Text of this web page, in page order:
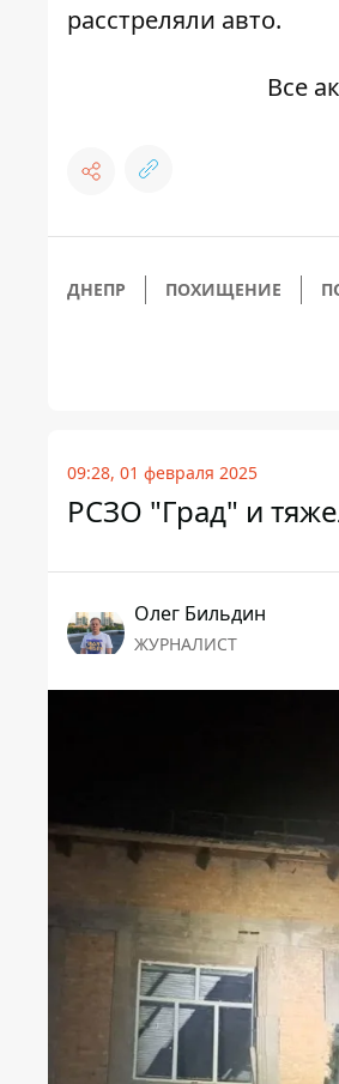
расстреляли авто.
Все
ДНЕПР ПОХИЩЕНИЕ
09:28, 01 февраля 2025
РСЗО "Град" и
Олег Бильдин
ЖУРНАЛИСТ